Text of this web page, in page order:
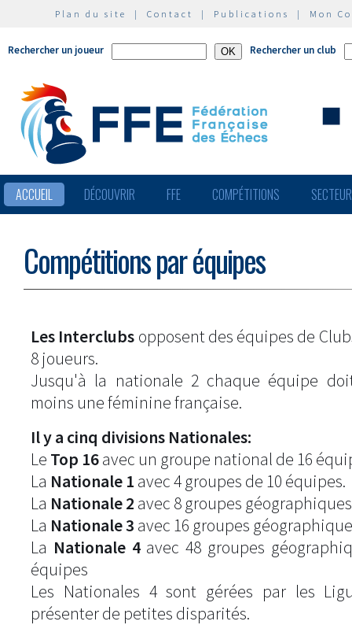
Plan du site | Contact | Publications | Mon
Rechercher un joueur Rechercher un club
ACCUEIL DÉCOUVRIR FFE COMPÉTITIONS
Compétitions par équipes
Les Interclubs opposent des équipes de
8 joueurs.
Jusqu'à la nationale 2 chaque équipe
moins une féminine française.
Il y a cinq divisions Nationales:
Le Top 16avec un groupe national de 16
La Nationale 1 avec 4 groupes de 10 équipes.
La Nationale 2 avec 8 groupes
La Nationale 3 avec 16 groupes
La Nationale 4avec 48 groupes
équipes
Les Nationales 4 sont gérées par les
présenter de petites disparités.